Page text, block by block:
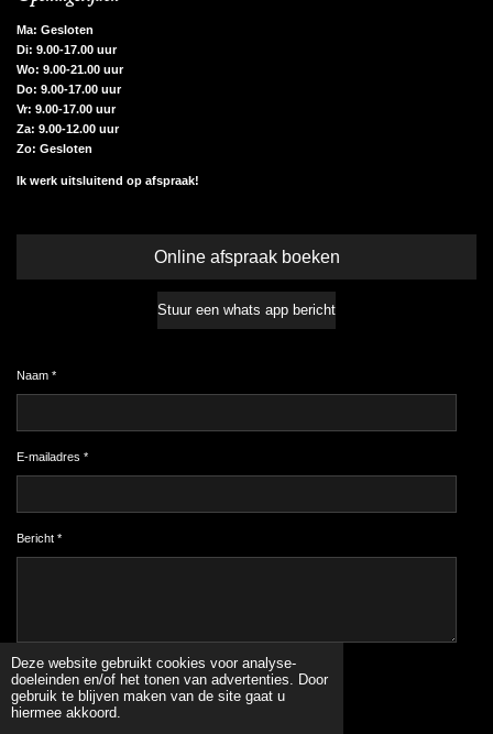
Deze website gebruikt cookies voor analyse-
doeleinden en/of het tonen van advertenties. Door
gebruik te blijven maken van de site gaat u
hiermee akkoord.
Ma: Gesloten
Di: 9.00-17.00 uur
Wo: 9.00-21.00 uur
Do: 9.00-17.00 uur
Vr: 9.00-17.00 uur
Za: 9.00-12.00 uur
Zo: Gesloten
Ik werk uitsluitend op afspraak!
Online afspraak boeken
Stuur een whats app bericht
Naam *
E-mailadres *
Bericht *
Verzenden
© 2022 - 2026 www.originalnails.nl